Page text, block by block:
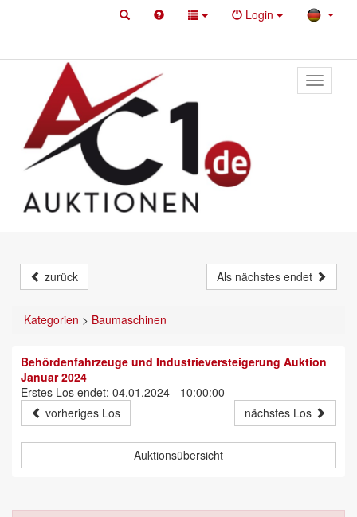
Login
Toggle
primary
zurück Als nächstes endet
Kategorien > Baumaschinen
Behördenfahrzeuge und Industrieversteigerung Auktion
Januar 2024
Erstes Los endet: 04.01.2024 - 10:00:00
vorheriges Los
nächstes Los
Auktionsübersicht